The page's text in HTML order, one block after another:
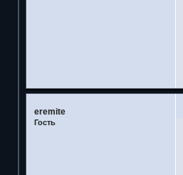
eremite
Гость